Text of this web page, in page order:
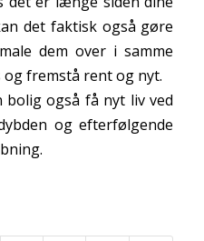
det faktisk også gøre
dem over i samme
og fremstå rent og nyt.
også få nyt liv ved
og efterfølgende